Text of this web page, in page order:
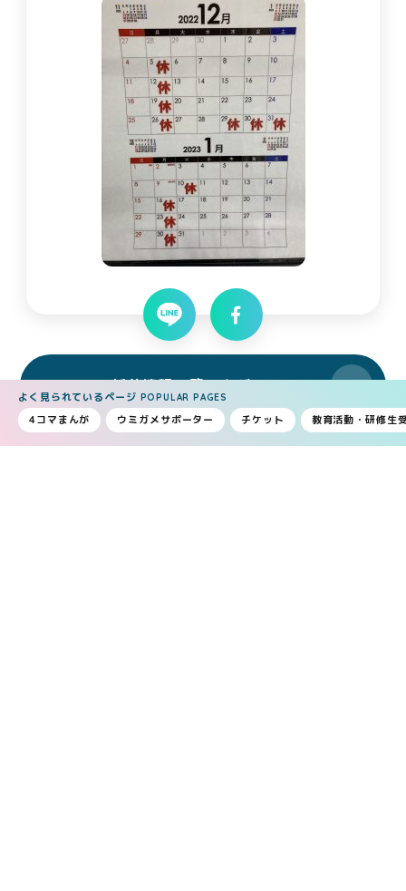
よく見られているページ POPULAR PAGES
4コマまんが ウミガメサポーター チケット 教育活動・研修生
新着情報一覧へもどる